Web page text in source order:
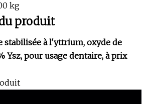
kg
produit
stabilisée à l'yttrium, oxyde de
Ysz, pour usage dentaire, à prix